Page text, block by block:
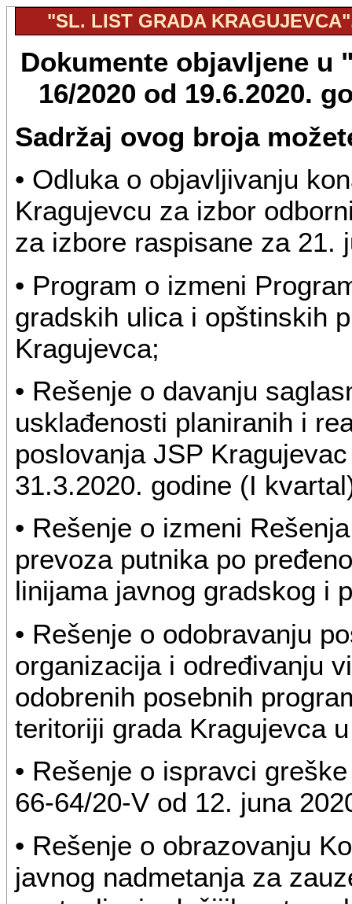
"SL. LIST GRADA
Dokumente objavljene u
16/2020 od 19.6.2020.
Sadržaj ovog broja
• Odluka o objavljivanju
Kragujevcu za izbor
za izbore raspisane za 21.
• Program o izmeni
gradskih ulica i opštinskih
Kragujevca;
• Rešenje o davanju
usklađenosti planiranih i
poslovanja JSP
31.3.2020. godine (I
• Rešenje o izmeni
prevoza putnika po
linijama javnog gradskog i
• Rešenje o odobravanju
organizacija i određivanju
odobrenih posebnih
teritoriji grada Kragujevca
• Rešenje o ispravci
66-64/20-V od 12. juna
• Rešenje o obrazovanju
javnog nadmetanja za